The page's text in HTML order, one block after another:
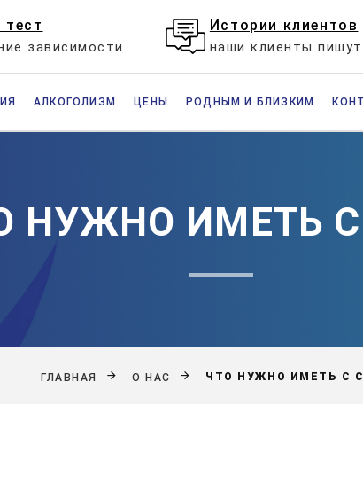
зависимости
Истории клиентов
наши клиенты пишут
АЛКОГОЛИЗМ ЦЕНЫ РОДНЫМ И БЛИЗКИМ
НУЖНО ИМЕТЬ
ГЛАВНАЯ О НАС ЧТО НУЖНО ИМЕТЬ С